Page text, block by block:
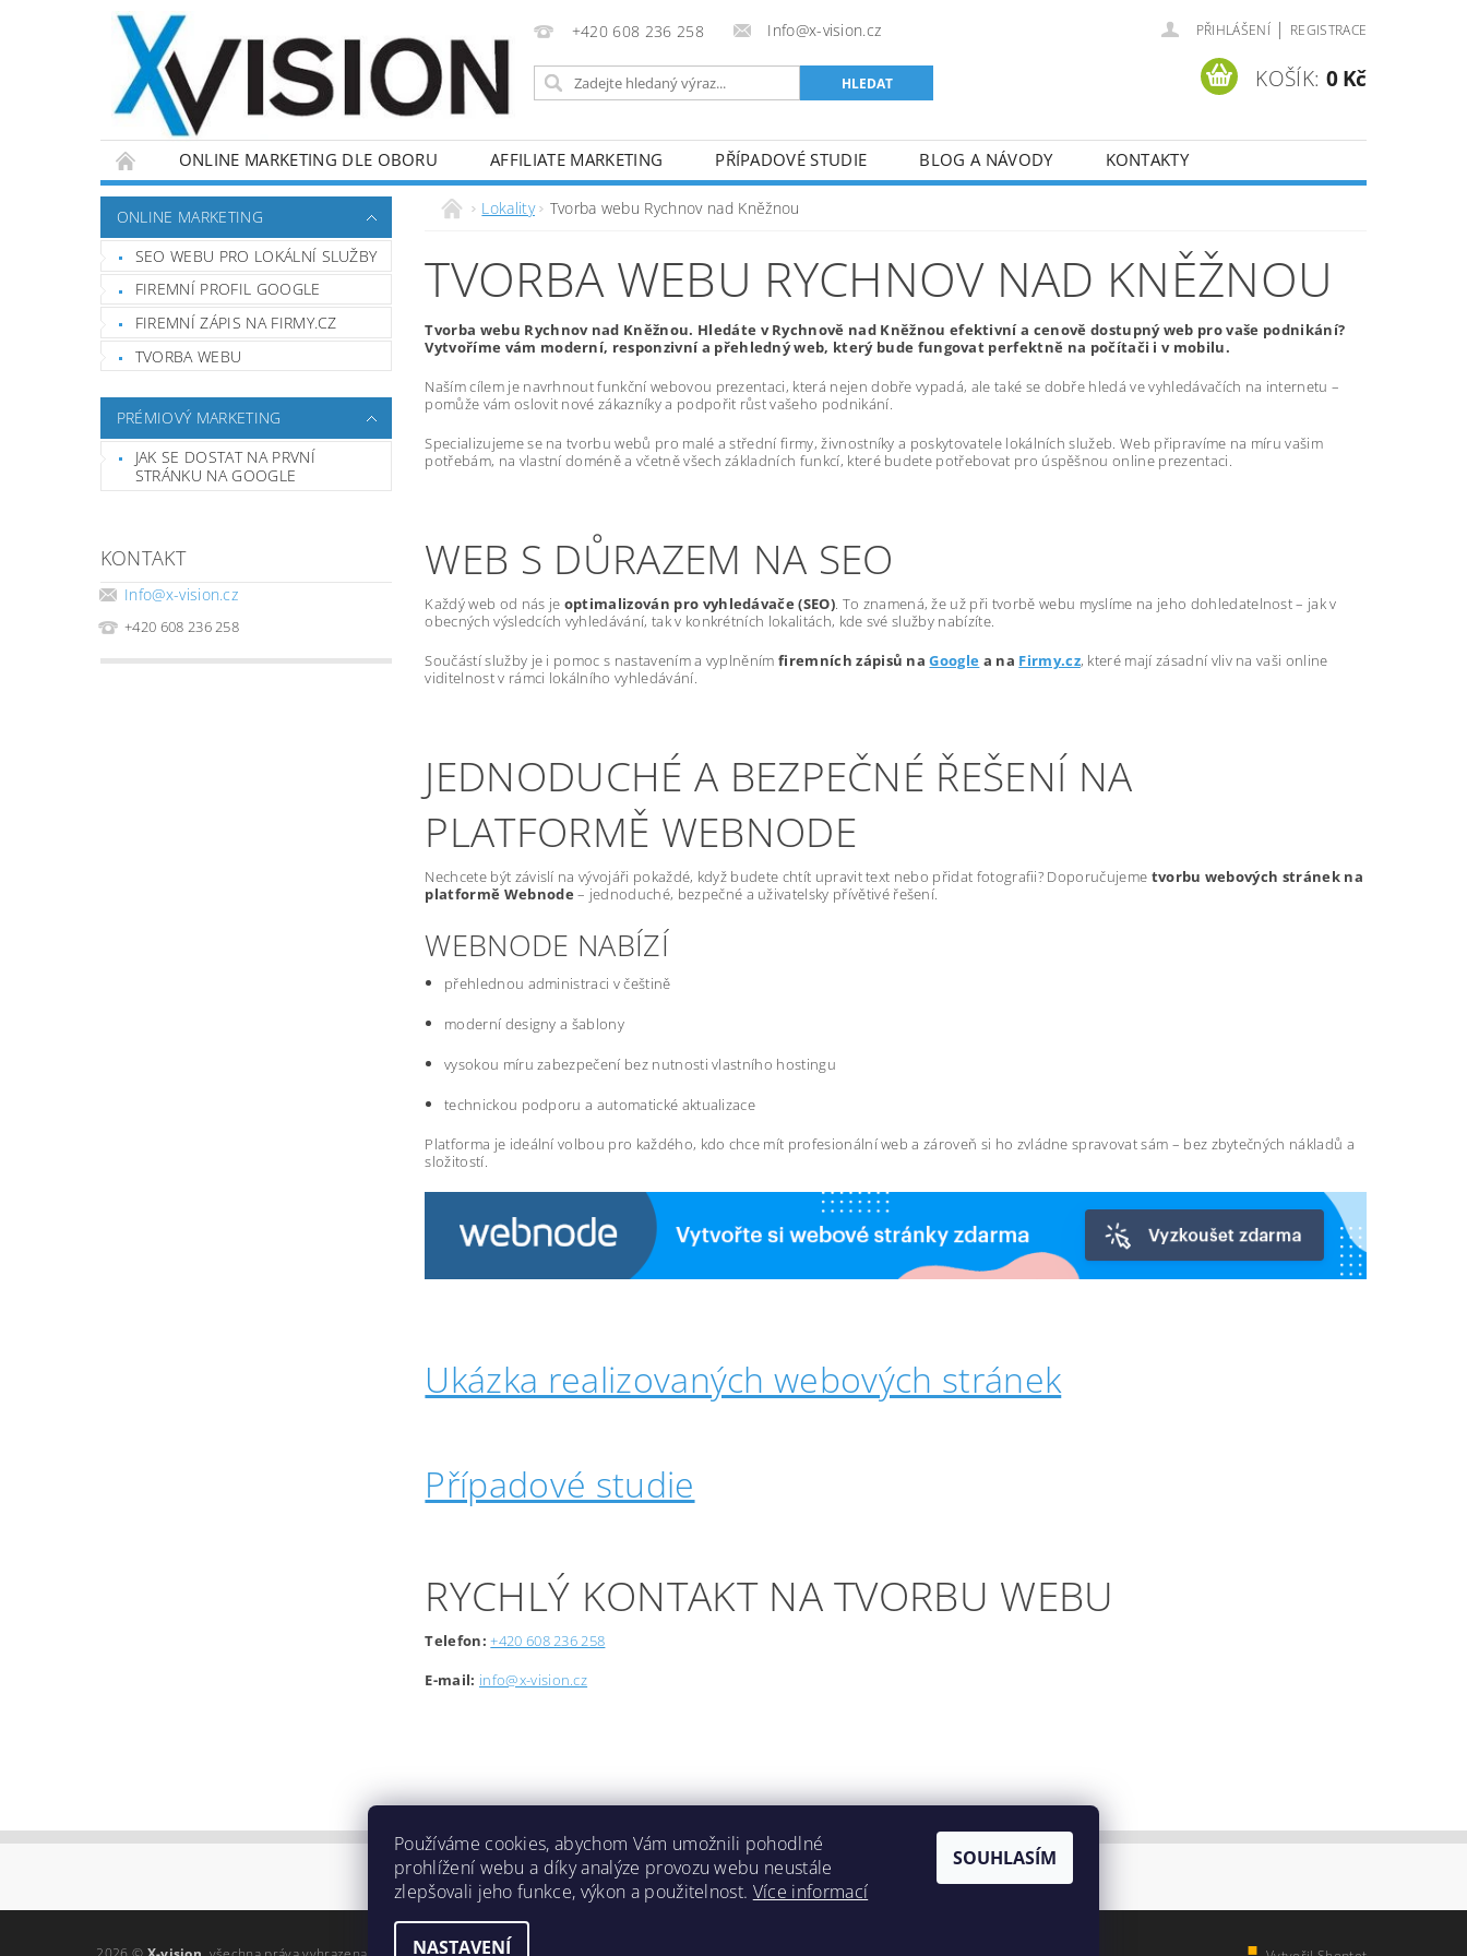
+420 608 236 258 Info@x-vision.cz PŘIHLÁŠENÍ | REGISTRACE
KOŠÍK: 0 Kč
ONLINE MARKETING DLE OBORU AFFILIATE MARKETING PŘÍPADOVÉ STUDIE BLOG A NÁVODY KONTAKTY
ONLINE MARKETING
SEO WEBU PRO LOKÁLNÍ SLUŽBY
FIREMNÍ PROFIL GOOGLE
FIREMNÍ ZÁPIS NA FIRMY.CZ
TVORBA WEBU
PRÉMIOVÝ MARKETING
JAK SE DOSTAT NA PRVNÍ
STRÁNKU NA GOOGLE
KONTAKT
Info@x-vision.cz
+420 608 236 258
Lokality Tvorba webu Rychnov nad Kněžnou
TVORBA WEBU RYCHNOV NAD KNĚŽNOU
Tvorba webu Rychnov nad Kněžnou. Hledáte v Rychnově nad Kněžnou efektivní a cenově dostupný web pro vaše podnikání?
Vytvoříme vám moderní, responzivní a přehledný web, který bude fungovat perfektně na počítači i v mobilu.
Naším cílem je navrhnout funkční webovou prezentaci, která nejen dobře vypadá, ale také se dobře hledá ve vyhledávačích na internetu –
pomůže vám oslovit nové zákazníky a podpořit růst vašeho podnikání.
Specializujeme se na tvorbu webů pro malé a střední firmy, živnostníky a poskytovatele lokálních služeb. Web připravíme na míru vašim
potřebám, na vlastní doméně a včetně všech základních funkcí, které budete potřebovat pro úspěšnou online prezentaci.
WEB S DŮRAZEM NA SEO
Každý web od nás je optimalizován pro vyhledávače (SEO). To znamená, že už při tvorbě webu myslíme na jeho dohledatelnost – jak v
obecných výsledcích vyhledávání, tak v konkrétních lokalitách, kde své služby nabízíte.
Součástí služby je i pomoc s nastavením a vyplněnímfiremních zápisů naGoogle a na Firmy.cz, které mají zásadní vliv na vaši online
viditelnost v rámci lokálního vyhledávání.
JEDNODUCHÉ A BEZPEČNÉ ŘEŠENÍ NA
PLATFORMĚ WEBNODE
Nechcete být závislí na vývojáři pokaždé, když budete chtít upravit text nebo přidat fotografii? Doporučujeme tvorbu webových stránek na
platformě Webnode – jednoduché, bezpečné a uživatelsky přívětivé řešení.
WEBNODE NABÍZÍ
přehlednou administraci v češtině
moderní designy a šablony
vysokou míru zabezpečení bez nutnosti vlastního hostingu
technickou podporu a automatické aktualizace
Platforma je ideální volbou pro každého, kdo chce mít profesionální web a zároveň si ho zvládne spravovat sám – bez zbytečných nákladů a
složitostí.
Ukázka realizovaných webových stránek
Případové studie
RYCHLÝ KONTAKT NA TVORBU WEBU
Telefon: +420 608 236 258
E-mail: info@x-vision.cz
Lokality
Používáme cookies, abychom Vám umožnili pohodlné
prohlížení webu a díky analýze provozu webu neustále
zlepšovali jeho funkce, výkon a použitelnost. Více informací
NASTAVENÍ
SOUHLASÍM